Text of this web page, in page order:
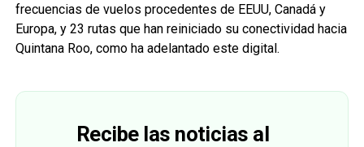
frecuencias de vuelos procedentes de EEUU, Canadá y
Europa, y 23 rutas que han reiniciado su conectividad hacia
Quintana Roo, como ha adelantado este digital.
Recibe las noticias al